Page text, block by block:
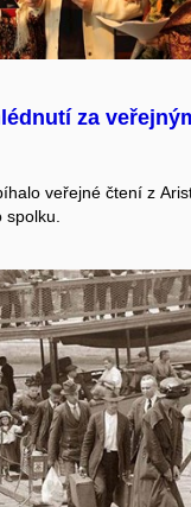
za
veřejné čtení z
spolku.